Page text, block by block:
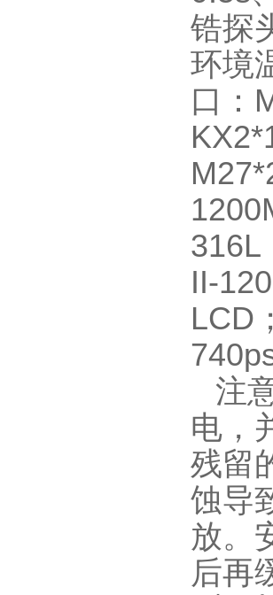
锆探
环境
口：
316L
II-
LCD
注
电，
残留
蚀导
放。
后再